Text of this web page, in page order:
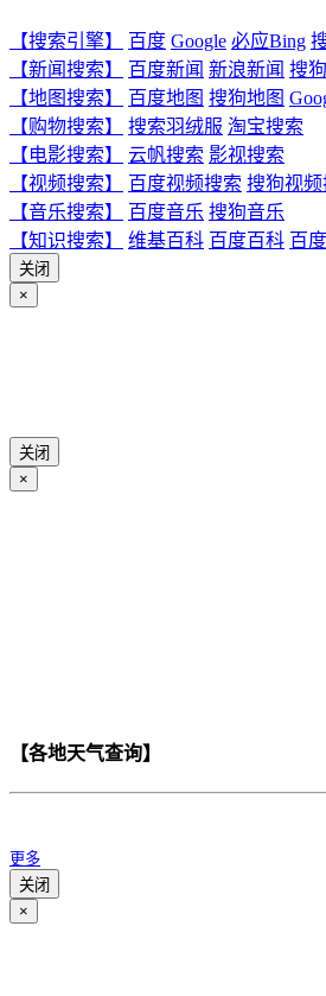
【搜索引擎】 百度 Google 必应Bing
【新闻搜索】
百度新闻 新浪新闻 搜
【地图搜索】
百度地图 搜狗地图
【购物搜索】
搜索羽绒服 淘宝搜索
【电影搜索】
云帆搜索 影视搜索
【视频搜索】
百度视频搜索 搜狗视频
【音乐搜索】
百度音乐 搜狗音乐
【知识搜索】
维基百科 百度百科 百
关闭
×
关闭
×
【各地天气查询】
更多
关闭
×